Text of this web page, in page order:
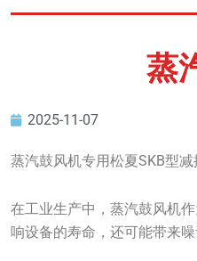
蒸
2025-11-07
蒸汽鼓风机专用松夏SKB型
在工业生产中，蒸汽鼓风机
响设备的寿命，还可能带来